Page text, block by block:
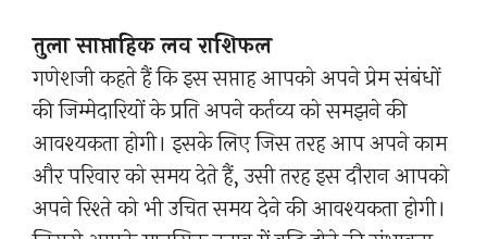
तुला साप्ताहिक लव राशिफल
गणेशजी कहते हैं कि इस सप्ताह आपको अपने प्रेम संबंधों
की जिम्मेदारियों के प्रति अपने कर्तव्य को समझने की
आवश्यकता होगी। इसके लिए जिस तरह आप अपने काम
और परिवार को समय देते हैं, उसी तरह इस दौरान आपको
अपने रिश्ते को भी उचित समय देने की आवश्यकता होगी।